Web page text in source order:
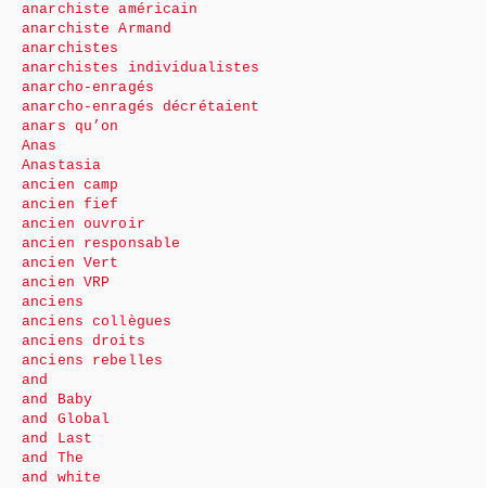
anarchiste américain
anarchiste Armand
anarchistes
anarchistes individualistes
anarcho-enragés
anarcho-enragés décrétaient
anars qu’on
Anas
Anastasia
ancien camp
ancien fief
ancien ouvroir
ancien responsable
ancien Vert
ancien VRP
anciens
anciens collègues
anciens droits
anciens rebelles
and
and Baby
and Global
and Last
and The
and white